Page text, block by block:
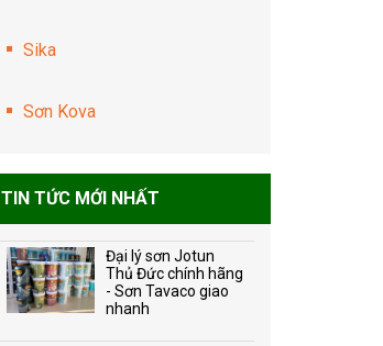
Sika
Sơn Kova
TIN TỨC MỚI NHẤT
Đại lý sơn Jotun
Thủ Đức chính hãng
- Sơn Tavaco giao
nhanh